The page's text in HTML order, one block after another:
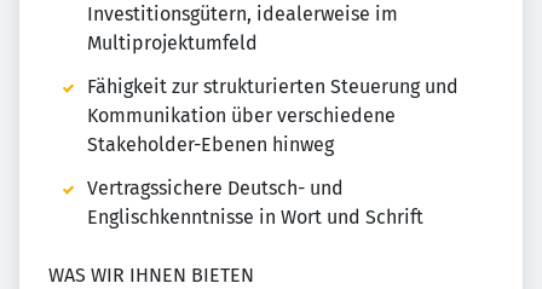
Investitionsgütern, idealerweise im
Multiprojektumfeld
Fähigkeit zur strukturierten Steuerung und
Kommunikation über verschiedene
Stakeholder-Ebenen hinweg
Vertragssichere Deutsch- und
Englischkenntnisse in Wort und Schrift
WAS WIR IHNEN BIETEN